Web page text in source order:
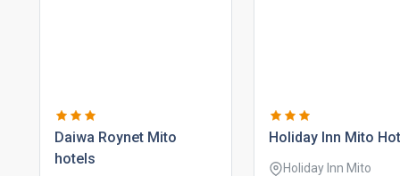
daiwa roynet mito
hotels
holiday inn mito
Holiday Inn Mito